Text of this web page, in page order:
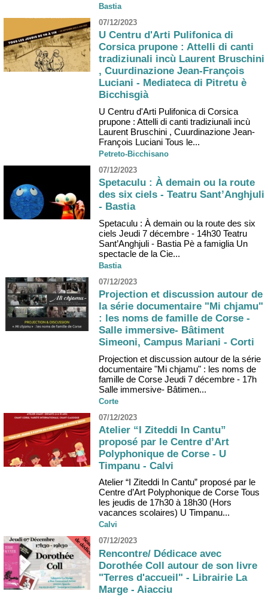
Bastia
07/12/2023
U Centru d'Arti Pulifonica di
Corsica prupone : Attelli di canti
tradiziunali incù Laurent Bruschini
, Cuurdinazione Jean-François
Luciani - Mediateca di Pitretu è
Bicchisgià
U Centru d'Arti Pulifonica di Corsica
prupone : Attelli di canti tradiziunali incù
Laurent Bruschini , Cuurdinazione Jean-
François Luciani Tous le...
Petreto-Bicchisano
07/12/2023
Spetaculu : À demain ou la route
des six ciels - Teatru Sant’Anghjuli
- Bastia
Spetaculu : À demain ou la route des six
ciels Jeudi 7 décembre - 14h30 Teatru
Sant’Anghjuli - Bastia Pè a famiglia Un
spectacle de la Cie...
Bastia
07/12/2023
Projection et discussion autour de
la série documentaire "Mi chjamu"
: les noms de famille de Corse -
Salle immersive- Bâtiment
Simeoni, Campus Mariani - Corti
Projection et discussion autour de la série
documentaire "Mi chjamu" : les noms de
famille de Corse Jeudi 7 décembre - 17h
Salle immersive- Bâtimen...
Corte
07/12/2023
Atelier “I Ziteddi In Cantu”
proposé par le Centre d’Art
Polyphonique de Corse - U
Timpanu - Calvi
Atelier “I Ziteddi In Cantu” proposé par le
Centre d’Art Polyphonique de Corse Tous
les jeudis de 17h30 à 18h30 (Hors
vacances scolaires) U Timpanu...
Calvi
07/12/2023
Rencontre/ Dédicace avec
Dorothée Coll autour de son livre
"Terres d'accueil" - Librairie La
Marge - Aiacciu